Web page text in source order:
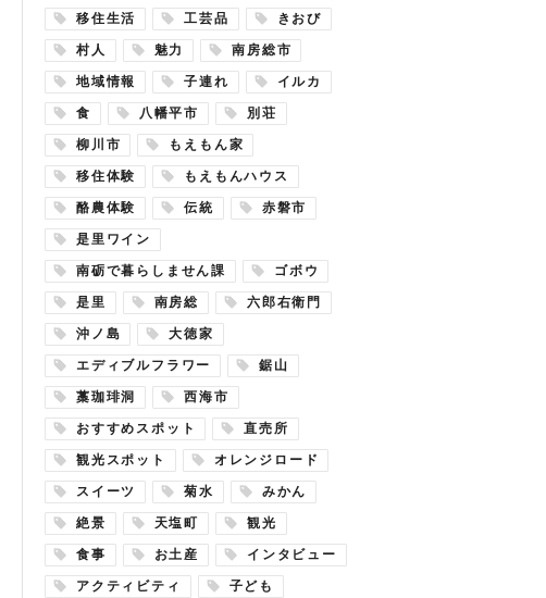
移住生活 工芸品 きおび
村人 魅力 南房総市
地域情報 子連れ イルカ
食 八幡平市 別荘
柳川市 もえもん家
移住体験 もえもんハウス
酪農体験 伝統 赤磐市
是里ワイン
南砺で暮らしません課 ゴボウ
是里 南房総 六郎右衛門
沖ノ島 大徳家
エディブルフラワー 鋸山
藁珈琲洞 西海市
おすすめスポット 直売所
観光スポット オレンジロード
スイーツ 菊水 みかん
絶景 天塩町 観光
食事 お土産 インタビュー
アクティビティ 子ども